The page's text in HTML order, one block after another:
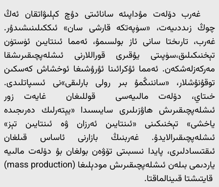
غەرب دۆلەت مۇداپىئە سانائىتى دۇچ كېلىۋاتقان ئەڭ
چوڭ زىددىيەت، «سۈپەتكە قارشى سان» ئىككىلىنىشىدۇر.
غەرب، تارىختا سانى ئاز بولسىمۇ، ئەمما ئىنتايىن ئۈستۈن
تېخنىكىلىق،سۈپىتى يۇقىرى قوراللارنى ئىشلەپچىقىرىشقا
مەركەزلەشكەن. ئەمما ئۇكرائىنا ئۇرۇشىغا ئوخشاش كەسكىن
توقۇنۇشلار، «ساننىڭمۇ بىر رولى بارلىقى»نى ئىسپاتلىدى.
خىتاي، دۆلەت مالىيەسى قوللىغان غايەت زور
ئىشلەپچىقىرىش ھاۋزىلىرى سايىسىدا «يېتەرلىك دەرىجىدە
ياخشى» تېخنىكىنى «ئىنتايىن ئەرزان ۋە ئىنتايىن تېز»
ئىشلەپچىقىرالايدۇ. غەربنىڭ بازارنى ئاساس قىلغان
ئىقتىسادلىرى، پايدا نىسبىتى تۆۋەن بولغان بۇ دۆلەت مالىيە
ياردىمى بىلەن ئىشلەپچىقىرىش مودېلىغا (mass production)
قايتىشتا قىينالماقتا.